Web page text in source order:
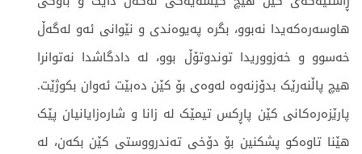
هاوسەرەکەیدا نەبوو، بگرە پەیوەندی و نێوانی ئەو لەگەڵ
خەسوو و خەزووریدا توندوتۆڵ بوو، لە دادگاشدا نەتوانرا
هیچ پاڵنەرێک بدۆزنەوە لەوەی بۆ کێن دەبێت ئەوان بکوژێت.
پارێزەرەکانی کێن پاڕکس تیمێک لە زانا و شارەزایانیان پێک
هێنا تاوەکو پشکنین بۆ دۆخی تەندرووستی کێن بکەن، لە